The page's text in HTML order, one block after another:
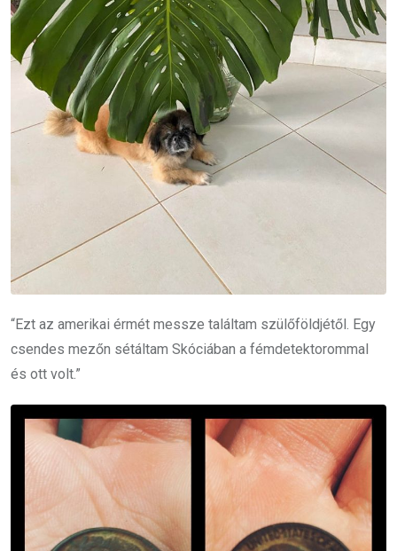
“Ezt az amerikai érmét messze találtam szülőföldjétől. Egy
csendes mezőn sétáltam Skóciában a fémdetektorommal
és ott volt.”